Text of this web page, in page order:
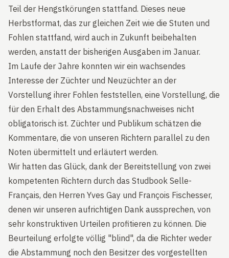
Teil der Hengstkörungen stattfand. Dieses neue
Herbstformat, das zur gleichen Zeit wie die Stuten und
Fohlen stattfand, wird auch in Zukunft beibehalten
werden, anstatt der bisherigen Ausgaben im Januar.
Im Laufe der Jahre konnten wir ein wachsendes
Interesse der Züchter und Neuzüchter an der
Vorstellung ihrer Fohlen feststellen, eine Vorstellung, die
für den Erhalt des Abstammungsnachweises nicht
obligatorisch ist. Züchter und Publikum schätzen die
Kommentare, die von unseren Richtern parallel zu den
Noten übermittelt und erläutert werden.
Wir hatten das Glück, dank der Bereitstellung von zwei
kompetenten Richtern durch das Studbook Selle-
Français, den Herren Yves Gay und François Fischesser,
denen wir unseren aufrichtigen Dank aussprechen, von
sehr konstruktiven Urteilen profitieren zu können. Die
Beurteilung erfolgte völlig "blind", da die Richter weder
die Abstammung noch den Besitzer des vorgestellten